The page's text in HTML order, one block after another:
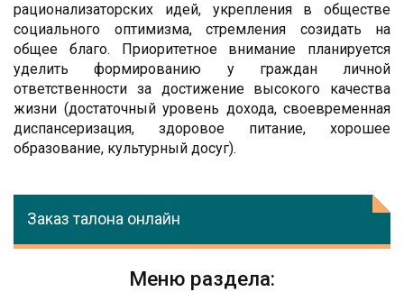
рационализаторских идей, укрепления в обществе
социального оптимизма, стремления созидать на
общее благо. Приоритетное внимание планируется
уделить формированию у граждан личной
ответственности за достижение высокого качества
жизни (достаточный уровень дохода, своевременная
диспансеризация, здоровое питание, хорошее
образование, культурный досуг).
Заказ талона онлайн
Меню раздела: